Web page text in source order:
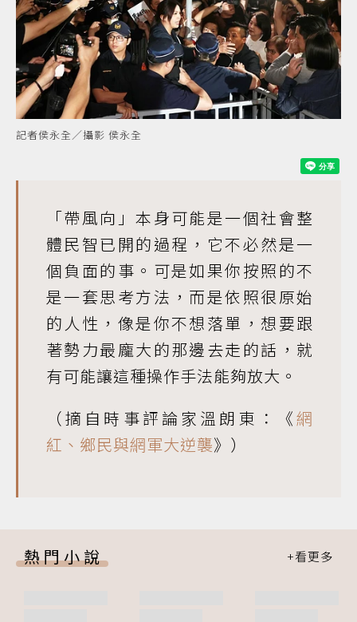
記者侯永全／攝影 侯永全
「帶風向」本身可能是一個社會整
體民智已開的過程，它不必然是一
個負面的事。可是如果你按照的不
是一套思考方法，而是依照很原始
的人性，像是你不想落單，想要跟
著勢力最龐大的那邊去走的話，就
有可能讓這種操作手法能夠放大。
（摘自時事評論家溫朗東：《網
紅、鄉民與網軍大逆襲》）
熱門小說